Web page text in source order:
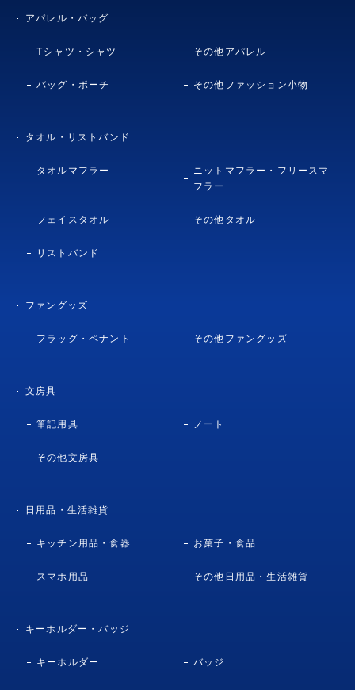
アパレル・バッグ
Tシャツ・シャツ その他アパレル
バッグ・ポーチ その他ファッション小物
タオル・リストバンド
タオルマフラー
ニットマフラー・フリースマ
フラー
フェイスタオル その他タオル
リストバンド
ファングッズ
フラッグ・ペナント その他ファングッズ
文房具
筆記用具 ノート
その他文房具
日用品・生活雑貨
キッチン用品・食器 お菓子・食品
スマホ用品 その他日用品・生活雑貨
キーホルダー・バッジ
キーホルダー バッジ